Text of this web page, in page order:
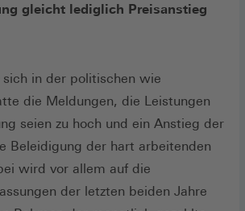
gleicht lediglich Preisanstieg
sich in der politischen wie
die Meldungen, die Leistungen
seien zu hoch und ein Anstieg der
Beleidigung der hart arbeitenden
wird vor allem auf die
der letzten beiden Jahre